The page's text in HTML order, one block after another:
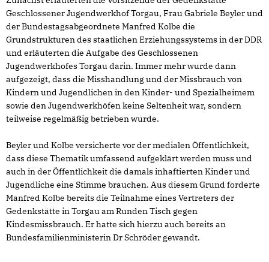
Geschlossener Jugendwerkhof Torgau, Frau Gabriele Beyler und
der Bundestagsabgeordnete Manfred Kolbe die
Grundstrukturen des staatlichen Erziehungssystems in der DDR
und erläuterten die Aufgabe des Geschlossenen
Jugendwerkhofes Torgau darin. Immer mehr wurde dann
aufgezeigt, dass die Misshandlung und der Missbrauch von
Kindern und Jugendlichen in den Kinder- und Spezialheimem
sowie den Jugendwerkhöfen keine Seltenheit war, sondern
teilweise regelmäßig betrieben wurde.
Beyler und Kolbe versicherte vor der medialen Öffentlichkeit,
dass diese Thematik umfassend aufgeklärt werden muss und
auch in der Öffentlichkeit die damals inhaftierten Kinder und
Jugendliche eine Stimme brauchen. Aus diesem Grund forderte
Manfred Kolbe bereits die Teilnahme eines Vertreters der
Gedenkstätte in Torgau am Runden Tisch gegen
Kindesmissbrauch. Er hatte sich hierzu auch bereits an
Bundesfamilienministerin Dr Schröder gewandt.